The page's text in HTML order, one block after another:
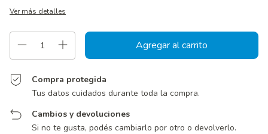
Ver más detalles
Compra protegida
Tus datos cuidados durante toda la compra.
Cambios y devoluciones
Si no te gusta, podés cambiarlo por otro o devolverlo.